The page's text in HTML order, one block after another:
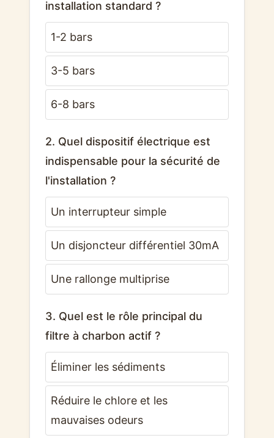
installation standard ?
1-2 bars
3-5 bars
6-8 bars
2. Quel dispositif électrique est
indispensable pour la sécurité de
l'installation ?
Un interrupteur simple
Un disjoncteur différentiel 30mA
Une rallonge multiprise
3. Quel est le rôle principal du
filtre à charbon actif ?
Éliminer les sédiments
Réduire le chlore et les
mauvaises odeurs